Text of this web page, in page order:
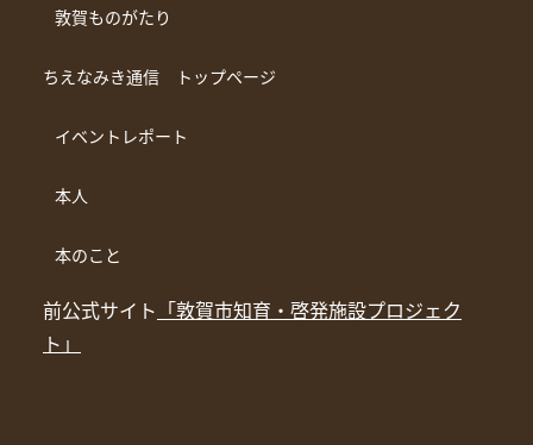
敦賀ものがたり
ちえなみき通信 トップページ
イベントレポート
本人
本のこと
前公式サイト 「敦賀市知育・啓発施設プロジェク
ト」